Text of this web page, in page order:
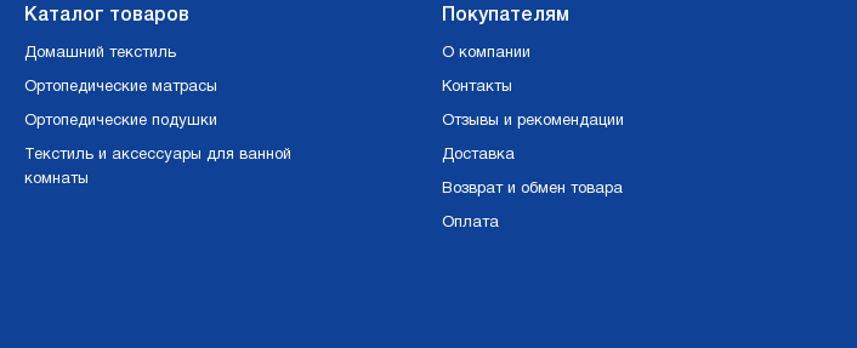
Каталог товаров
Домашний текстиль
Ортопедические матрасы
Ортопедические подушки
Текстиль и аксессуары для ванной
комнаты
Покупателям
О компании
Контакты
Отзывы и рекомендации
Доставка
Возврат и обмен товара
Оплата